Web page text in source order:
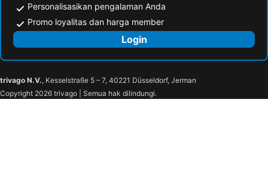
Personalisasikan pengalaman Anda
Promo loyalitas dan harga member
Login
trivago N.V., Kesselstraße 5 – 7, 40221 Düsseldorf, Jerman
Copyright 2026 trivago | Semua hak dilindungi.